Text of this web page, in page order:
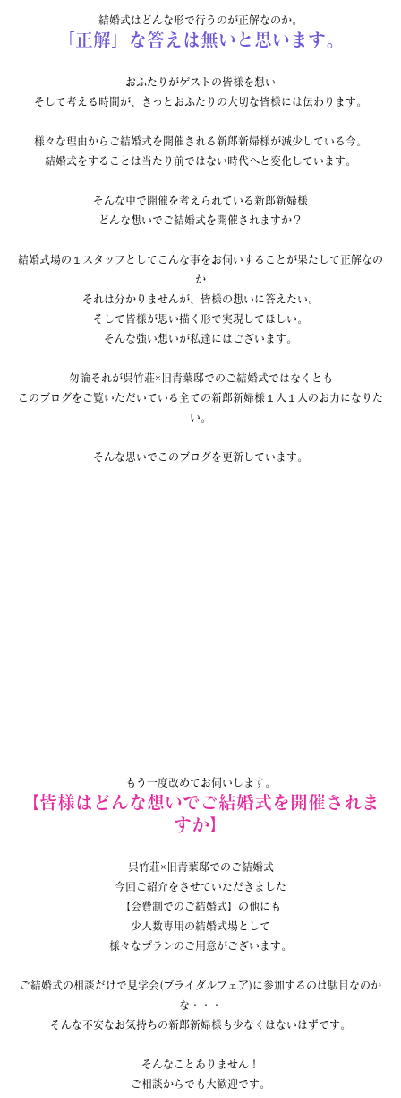
結婚式はどんな形で行うのが正解なのか。
「正解」な答えは無いと思います。
おふたりがゲストの皆様を想い
そして考える時間が、きっとおふたりの大切な皆様には伝わります。
様々な理由からご結婚式を開催される新郎新婦様が減少している今。
結婚式をすることは当たり前ではない時代へと変化しています。
そんな中で開催を考えられている新郎新婦様
どんな想いでご結婚式を開催されますか？
結婚式場の１スタッフとしてこんな事をお伺いすることが果たして正解なの
か
それは分かりませんが、皆様の想いに答えたい。
そして皆様が思い描く形で実現してほしい。
そんな強い想いが私達にはございます。
勿論それが呉竹荘×旧青葉邸でのご結婚式ではなくとも
このブログをご覧いただいている全ての新郎新婦様１人１人のお力になりた
い。
そんな思いでこのブログを更新しています。
もう一度改めてお伺いします。
【皆様はどんな想いでご結婚式を開催されま
すか】
呉竹荘×旧青葉邸でのご結婚式
今回ご紹介をさせていただきました
【会費制でのご結婚式】の他にも
少人数専用の結婚式場として
様々なプランのご用意がございます。
ご結婚式の相談だけで見学会(ブライダルフェア)に参加するのは駄目なのか
な・・・
そんな不安なお気持ちの新郎新婦様も少なくはないはずです。
そんなことありません！
ご相談からでも大歓迎です。